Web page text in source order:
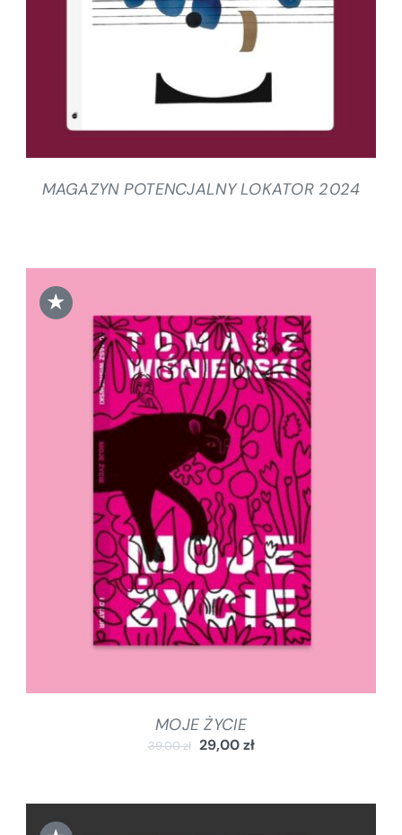
MAGAZYN POTENCJALNY LOKATOR 2024
★
DODAJ DO KOSZYKA / SZCZEGÓŁY
MOJE ŻYCIE
39,00zł 29,00zł